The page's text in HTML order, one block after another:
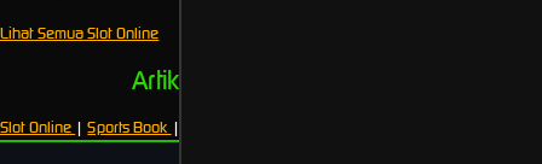
Lihat Semua Slot Online
Artikel Slot Online Terbaru
Slot Online |Sports Book |